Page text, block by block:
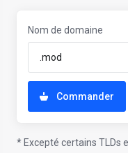
Nom de domaine
Commander
* Excepté certains TLDs